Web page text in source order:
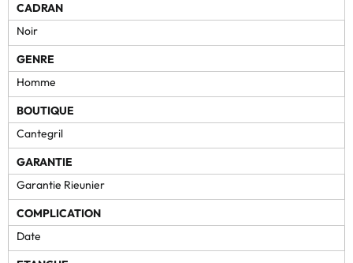
CADRAN
Noir
GENRE
Homme
BOUTIQUE
Cantegril
GARANTIE
Garantie Rieunier
COMPLICATION
Date